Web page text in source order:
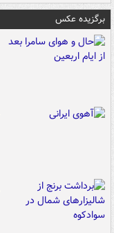
برگزیده عکس